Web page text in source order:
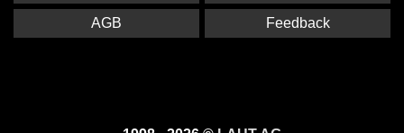
AGB Feedback